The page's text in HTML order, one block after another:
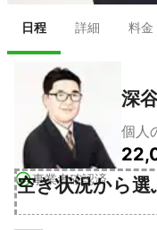
日程 詳細 料金
事業者確認済
深
個人
空き状況から選